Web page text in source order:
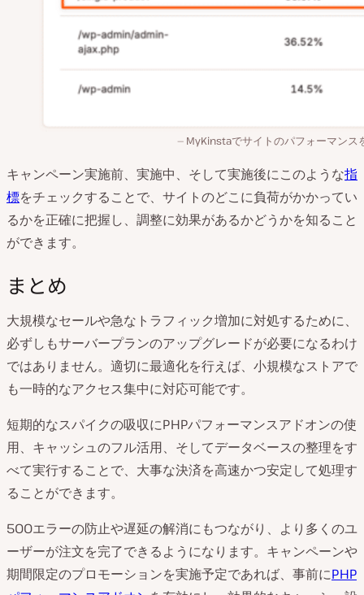
MyKinstaでサイトのパフォーマンス
キャンペーン実施前、実施中、そして実施後にこのような指
標をチェックすることで、サイトのどこに負荷がかかってい
るかを正確に把握し、調整に効果があるかどうかを知ること
ができます。
まとめ
大規模なセールや急なトラフィック増加に対処するために、
必ずしもサーバープランのアップグレードが必要になるわけ
ではありません。適切に最適化を行えば、小規模なストアで
も一時的なアクセス集中に対応可能です。
短期的なスパイクの吸収にPHPパフォーマンスアドオンの使
用、キャッシュのフル活用、そしてデータベースの整理をす
べて実行することで、大事な決済を高速かつ安定して処理す
ることができます。
500エラーの防止や遅延の解消にもつながり、より多くのユ
ーザーが注文を完了できるようになります。キャンペーンや
期間限定のプロモーションを実施予定であれば、事前にPHP